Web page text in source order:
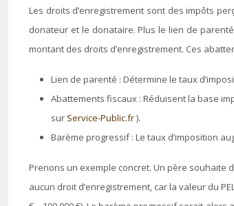
Les droits d’enregistrement sont des impôts
donateur et le donataire. Plus le lien de
montant des droits d’enregistrement. Ces
Lien de parenté : Détermine le taux
Abattements fiscaux : Réduisent la base
sur Service-Public.fr).
Barème progressif : Le taux d’imposition
Prenons un exemple concret. Un père souhaite
aucun droit d’enregistrement, car la valeur du